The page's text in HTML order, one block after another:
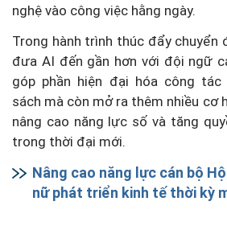
nghệ vào công việc hằng ngày.
Trong hành trình thúc đẩy chuyển
đưa AI đến gần hơn với đội ngữ
góp phần hiện đại hóa công tác
sách mà còn mở ra thêm nhiều cơ
nâng cao năng lực số và tăng
trong thời đại mới.
Nâng cao năng lực cán bộ
nữ phát triển kinh tế thời kỳ